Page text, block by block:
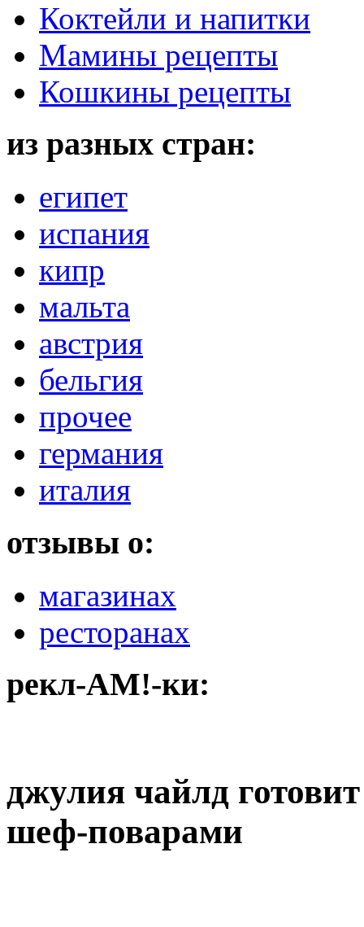
Коктейли и напитки
Мамины рецепты
Кошкины рецепты
из разных стран:
египет
испания
кипр
мальта
австрия
бельгия
прочее
германия
италия
отзывы о:
магазинах
ресторанах
рекл-АМ!-ки:
джулия чайлд
шеф-поварами